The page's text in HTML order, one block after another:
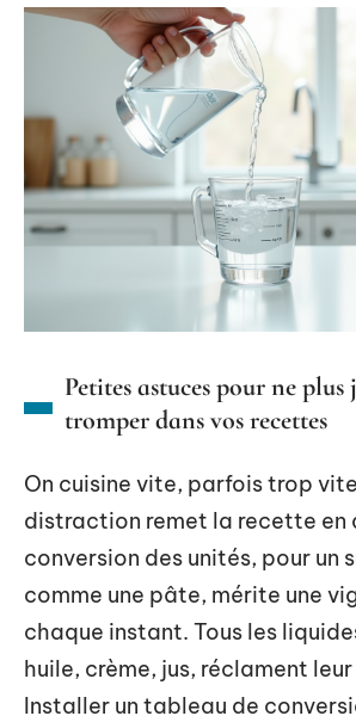
Petites astuces pour ne plus
tromper dans vos recettes
On cuisine vite, parfois trop
distraction remet la recette en
conversion des unités, pour un
comme une pâte, mérite une
chaque instant. Tous les
huile, crème, jus, réclament
Installer un tableau de